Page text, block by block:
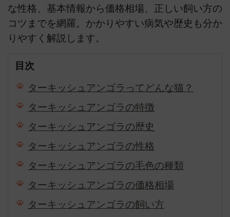
な性格、基本情報から価格相場、正しい飼い方の
コツまでを網羅。かかりやすい病気や歴史も分か
りやすく解説します。
目次
ターキッシュアンゴラってどんな猫？
ターキッシュアンゴラの特徴
ターキッシュアンゴラの歴史
ターキッシュアンゴラの性格
ターキッシュアンゴラの毛色の種類
ターキッシュアンゴラの価格相場
ターキッシュアンゴラの飼い方